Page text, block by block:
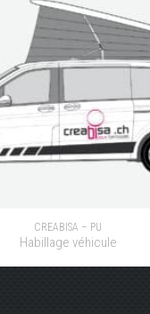
CREABISA – PU
Habillage véhicule